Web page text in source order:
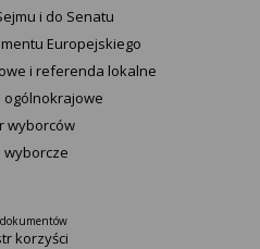
i do Senatu
Europejskiego
i referenda lokalne
ogólnokrajowe
wyborców
wyborcze
korzyści